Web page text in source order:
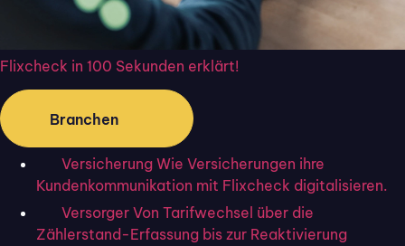
Flixcheck in 100 Sekunden erklärt!
Branchen
Versicherung Wie Versicherungen ihre
Kundenkommunikation mit Flixcheck digitalisieren.
Versorger Von Tarifwechsel über die
Zählerstand-Erfassung bis zur Reaktivierung
Definition, Aufgaben, Vor- und